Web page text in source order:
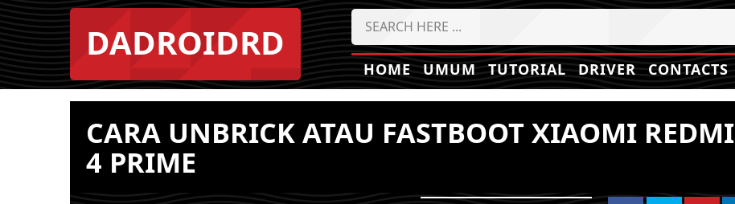
DADROIDRD
HOME UMUM TUTORIAL DRIVER CONTACTS
CARA UNBRICK ATAU FASTBOOT XIAOMI REDMI
4 PRIME